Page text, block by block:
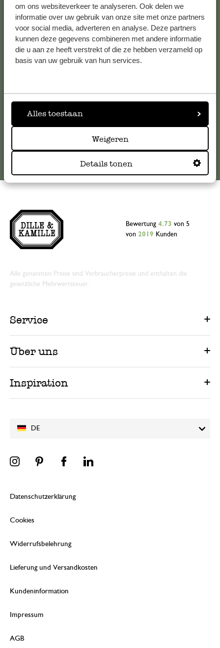
om ons websiteverkeer te analyseren. Ook delen we
informatie over uw gebruik van onze site met onze partners
voor social media, adverteren en analyse. Deze partners
kunnen deze gegevens combineren met andere informatie
die u aan ze heeft verstrekt of die ze hebben verzameld op
basis van uw gebruik van hun services.
Alles toestaan
Weigeren
Details tonen
Kundenservice/Hilfe
Falls Sie Fragen haben oder Tipps und Hilfe brauchen, wenden
Sie sich bitte an unseren Kundenservice. Oder lesen Sie hier
Online-Kundenservice
DE
Bewertung 4.73 von 5
von 2019 Kunden
Alle genannten Preise sind Verbraucherpreise und enthalten die
gesetzliche Mehrwertsteuer.
Service
Über uns
Inspiration
Datenschutzerklärung
Cookies
Widerrufsbelehrung
Lieferung und Versandkosten
Kundeninformation
Impressum
AGB